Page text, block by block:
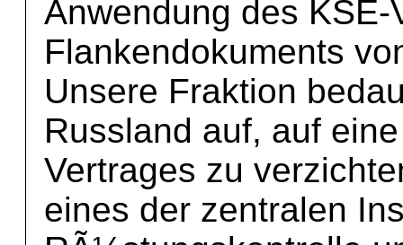
Anwendung des
Flankendokuments
Unsere Fraktion
Russland auf, auf
Vertrages zu
eines der zentralen